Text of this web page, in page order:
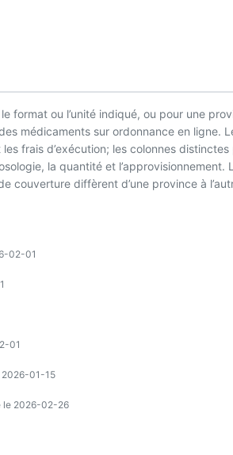
format ou l’unité indiqué, ou pour une
médicaments sur ordonnance en ligne.
frais d’exécution; les colonnes
la quantité et l’approvisionnement.
couverture diffèrent d’une province à
02-01
01
2026-01-15
le 2026-02-26